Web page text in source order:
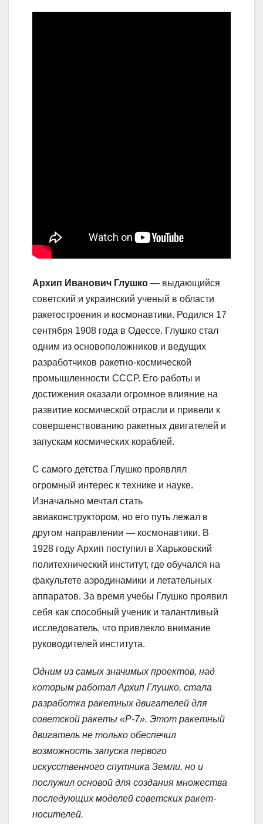
Архип Иванович Глушко — выдающийся
советский и украинский ученый в области
ракетостроения и космонавтики. Родился 17
сентября 1908 года в Одессе. Глушко стал
одним из основоположников и ведущих
разработчиков ракетно-космической
промышленности СССР. Его работы и
достижения оказали огромное влияние на
развитие космической отрасли и привели к
совершенствованию ракетных двигателей и
запускам космических кораблей.
С самого детства Глушко проявлял
огромный интерес к технике и науке.
Изначально мечтал стать
авиаконструктором, но его путь лежал в
другом направлении — космонавтики. В
1928 году Архип поступил в Харьковский
политехнический институт, где обучался на
факультете аэродинамики и летательных
аппаратов. За время учебы Глушко проявил
себя как способный ученик и талантливый
исследователь, что привлекло внимание
руководителей института.
Одним из самых значимых проектов, над
которым работал Архип Глушко, стала
разработка ракетных двигателей для
советской ракеты «Р-7». Этот ракетный
двигатель не только обеспечил
возможность запуска первого
искусственного спутника Земли, но и
послужил основой для создания множества
последующих моделей советских ракет-
носителей.